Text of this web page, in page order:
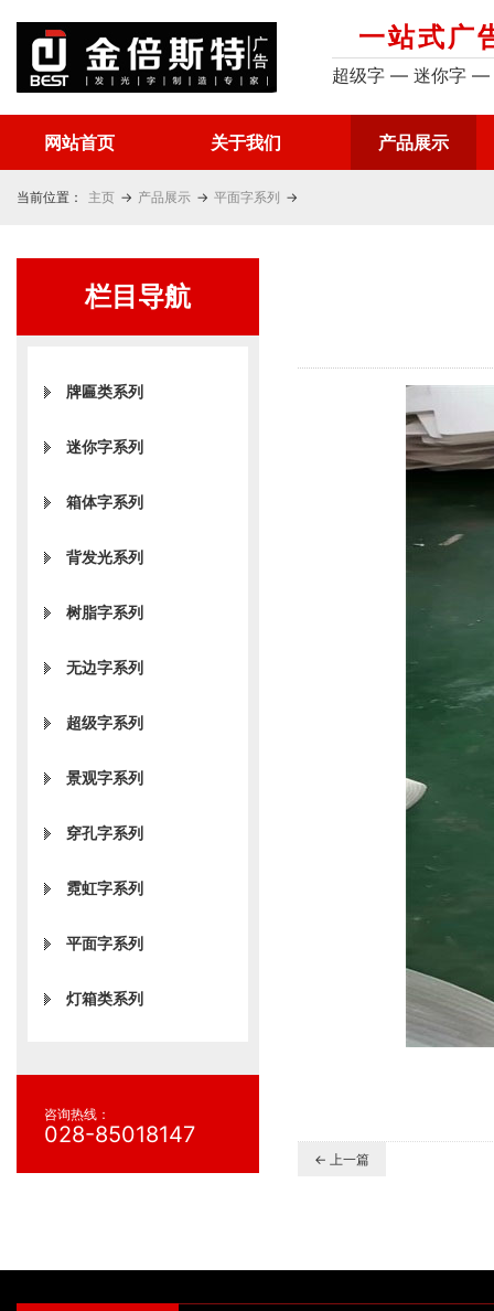
一站式广
超级字 — 迷你字
网站首页 关于我们 产品展示
当前位置： 主页 → 产品展示 → 平面字系列 →
栏目导航
牌匾类系列
迷你字系列
箱体字系列
背发光系列
树脂字系列
无边字系列
超级字系列
景观字系列
穿孔字系列
霓虹字系列
平面字系列
灯箱类系列
咨询热线：
028-85018147
← 上一篇